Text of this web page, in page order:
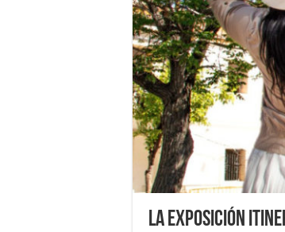
La exposición